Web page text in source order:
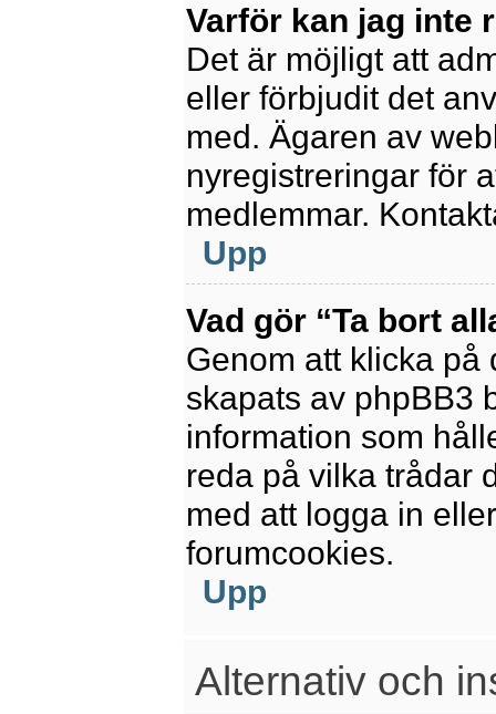
Varför kan jag inte
Det är möjligt att
eller förbjudit det
med. Ägaren av
nyregistreringar för
medlemmar.
Upp
Vad gör “Ta bort
Genom att klicka på
skapats av phpBB3
information som
reda på vilka trådar
med att logga in
forumcookies.
Upp
Alternativ och